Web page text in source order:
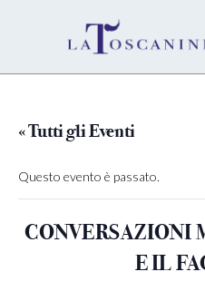
« Tutti gli Eventi
Questo evento è passato.
CONVERSAZIONI
E IL